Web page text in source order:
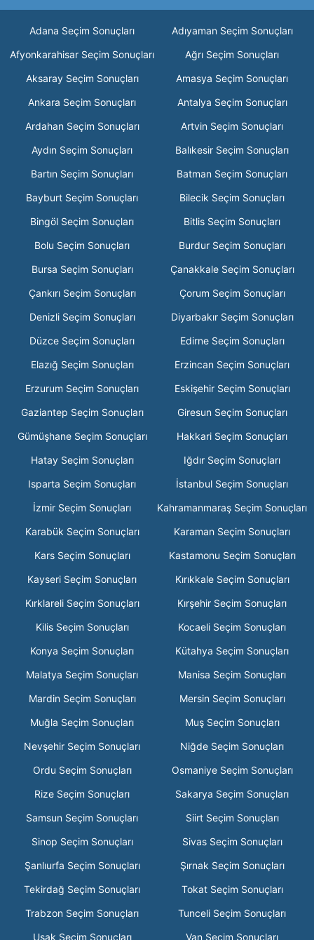
Adana Seçim Sonuçları
Adıyaman Seçim Sonuçları
Afyonkarahisar Seçim Sonuçları
Ağrı Seçim Sonuçları
Aksaray Seçim Sonuçları
Amasya Seçim Sonuçları
Ankara Seçim Sonuçları
Antalya Seçim Sonuçları
Ardahan Seçim Sonuçları
Artvin Seçim Sonuçları
Aydın Seçim Sonuçları
Balıkesir Seçim Sonuçları
Bartın Seçim Sonuçları
Batman Seçim Sonuçları
Bayburt Seçim Sonuçları
Bilecik Seçim Sonuçları
Bingöl Seçim Sonuçları
Bitlis Seçim Sonuçları
Bolu Seçim Sonuçları
Burdur Seçim Sonuçları
Bursa Seçim Sonuçları
Çanakkale Seçim Sonuçları
Çankırı Seçim Sonuçları
Çorum Seçim Sonuçları
Denizli Seçim Sonuçları
Diyarbakır Seçim Sonuçları
Düzce Seçim Sonuçları
Edirne Seçim Sonuçları
Elazığ Seçim Sonuçları
Erzincan Seçim Sonuçları
Erzurum Seçim Sonuçları
Eskişehir Seçim Sonuçları
Gaziantep Seçim Sonuçları
Giresun Seçim Sonuçları
Gümüşhane Seçim Sonuçları
Hakkari Seçim Sonuçları
Hatay Seçim Sonuçları
Iğdır Seçim Sonuçları
Isparta Seçim Sonuçları
İstanbul Seçim Sonuçları
İzmir Seçim Sonuçları
Kahramanmaraş Seçim Sonuçları
Karabük Seçim Sonuçları
Karaman Seçim Sonuçları
Kars Seçim Sonuçları
Kastamonu Seçim Sonuçları
Kayseri Seçim Sonuçları
Kırıkkale Seçim Sonuçları
Kırklareli Seçim Sonuçları
Kırşehir Seçim Sonuçları
Kilis Seçim Sonuçları
Kocaeli Seçim Sonuçları
Konya Seçim Sonuçları
Kütahya Seçim Sonuçları
Malatya Seçim Sonuçları
Manisa Seçim Sonuçları
Mardin Seçim Sonuçları
Mersin Seçim Sonuçları
Muğla Seçim Sonuçları
Muş Seçim Sonuçları
Nevşehir Seçim Sonuçları
Niğde Seçim Sonuçları
Ordu Seçim Sonuçları
Osmaniye Seçim Sonuçları
Rize Seçim Sonuçları
Sakarya Seçim Sonuçları
Samsun Seçim Sonuçları
Siirt Seçim Sonuçları
Sinop Seçim Sonuçları
Sivas Seçim Sonuçları
Şanlıurfa Seçim Sonuçları
Şırnak Seçim Sonuçları
Tekirdağ Seçim Sonuçları
Tokat Seçim Sonuçları
Trabzon Seçim Sonuçları
Tunceli Seçim Sonuçları
Uşak Seçim Sonuçları
Van Seçim Sonuçları